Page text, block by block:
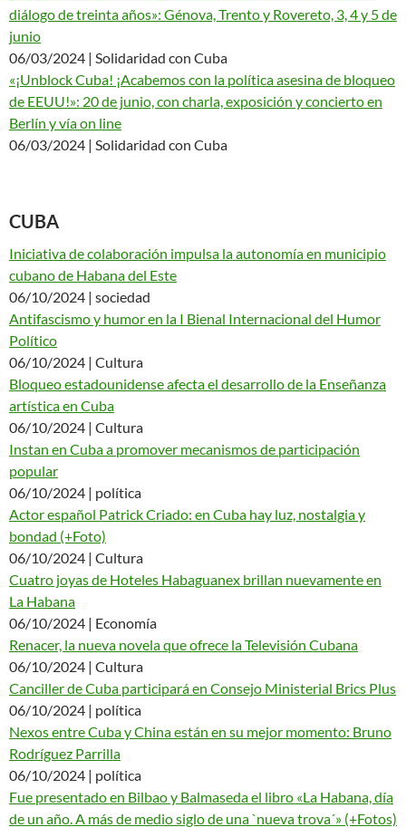
diálogo de treinta años»: Génova, Trento y Rovereto, 3, 4 y 5 de
junio
06/03/2024 | Solidaridad con Cuba
«¡Unblock Cuba! ¡Acabemos con la política asesina de bloqueo
de EEUU!»: 20 de junio, con charla, exposición y concierto en
Berlín y vía on line
06/03/2024 | Solidaridad con Cuba
CUBA
Iniciativa de colaboración impulsa la autonomía en municipio
cubano de Habana del Este
06/10/2024 | sociedad
Antifascismo y humor en la I Bienal Internacional del Humor
Político
06/10/2024 | Cultura
Bloqueo estadounidense afecta el desarrollo de la Enseñanza
artística en Cuba
06/10/2024 | Cultura
Instan en Cuba a promover mecanismos de participación
popular
06/10/2024 | política
Actor español Patrick Criado: en Cuba hay luz, nostalgia y
bondad (+Foto)
06/10/2024 | Cultura
Cuatro joyas de Hoteles Habaguanex brillan nuevamente en
La Habana
06/10/2024 | Economía
Renacer, la nueva novela que ofrece la Televisión Cubana
06/10/2024 | Cultura
Canciller de Cuba participará en Consejo Ministerial Brics Plus
06/10/2024 | política
Nexos entre Cuba y China están en su mejor momento: Bruno
Rodríguez Parrilla
06/10/2024 | política
Fue presentado en Bilbao y Balmaseda el libro «La Habana, día
de un año. A más de medio siglo de una `nueva trova´» (+Fotos)